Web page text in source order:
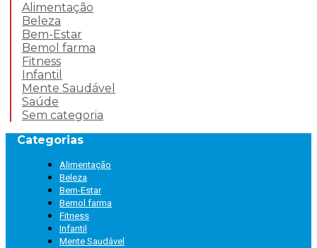
Alimentação
Beleza
Bem-Estar
Bemol farma
Fitness
Infantil
Mente Saudável
Saúde
Sem categoria
Categorias
Alimentação
Beleza
Bem-Estar
Bemol farma
Fitness
Infantil
Mente Saudável